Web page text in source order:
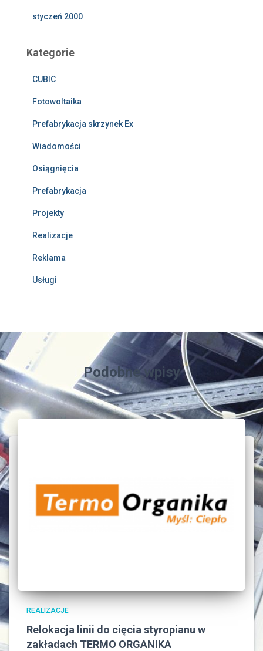
styczeń 2000
Kategorie
CUBIC
Fotowoltaika
Prefabrykacja skrzynek Ex
Wiadomości
Osiągnięcia
Prefabrykacja
Projekty
Realizacje
Reklama
Usługi
Podobne wpisy
REALIZACJE
Relokacja linii do cięcia styropianu w
zakładach TERMO ORGANIKA